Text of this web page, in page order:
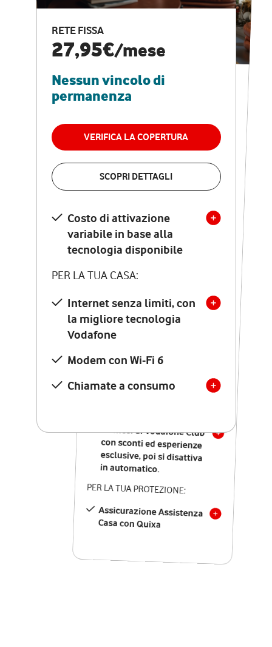
RETE FISSA
27,95€/mese
Nessun vincolo di
permanenza
VERIFICA LA COPERTURA
SCOPRI DETTAGLI
Costo di attivazione
variabile in base alla
tecnologia disponibile
PER LA TUA CASA:
Internet senza limiti, con
la migliore tecnologia
Vodafone
Modem con Wi-Fi 6
Chiamate a consumo
CASA PRO
Internet veloce e
vantaggi speciali
RETE FISSA + VODAFONE CLUB
29,95€
permanenza
VERIFICA LA COPERTURA
Costo di attivazione
variabile in base alla
tecnologia disponibile
PER LA TUA CASA:
Internet senza limiti, con
la migliore tecnologia
Vodafone
Modem Seven con Wi-Fi 7
Chiamate illimitate verso
numeri fissi e mobili
nazionali
12 mesi di Vodafone Club
con sconti ed esperienze
esclusive, poi si disattiva
in automatico.
PER LA TUA PROTEZIONE:
Assicurazione Assistenza
Casa con Quixa